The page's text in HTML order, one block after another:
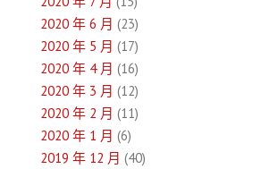
2020 年 6 月 (23)
2020 年 5 月 (17)
2020 年 4 月 (16)
2020 年 3 月 (12)
2020 年 2 月 (11)
2020 年 1 月 (6)
2019 年 12 月 (40)